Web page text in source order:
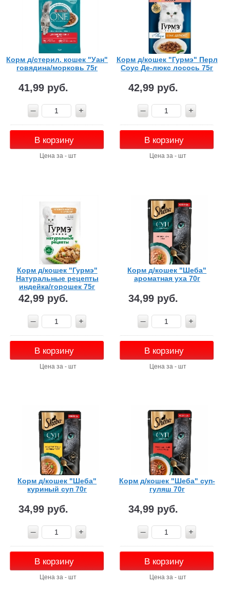
Корм д/стерил. кошек "Уан"
говядина/морковь 75г
41,99 руб.
В корзину
Цена за - шт
Корм д/кошек "Гурмэ" Перл
Соус Де-люкс лосось 75г
42,99 руб.
В корзину
Цена за - шт
Корм д/кошек "Гурмэ"
Натуральные рецепты
индейка/горошек 75г
42,99 руб.
В корзину
Цена за - шт
Корм д/кошек "Шеба"
ароматная уха 70г
34,99 руб.
В корзину
Цена за - шт
Корм д/кошек "Шеба"
куриный суп 70г
34,99 руб.
В корзину
Цена за - шт
Корм д/кошек "Шеба" суп-
гуляш 70г
34,99 руб.
В корзину
Цена за - шт